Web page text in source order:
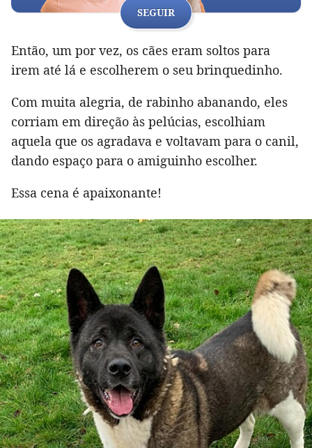
SEGUIR
Então, um por vez, os cães eram soltos para
irem até lá e escolherem o seu brinquedinho.
Com muita alegria, de rabinho abanando, eles
corriam em direção às pelúcias, escolhiam
aquela que os agradava e voltavam para o canil,
dando espaço para o amiguinho escolher.
Essa cena é apaixonante!